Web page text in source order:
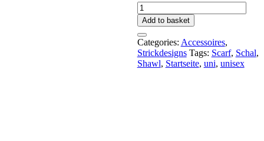
NYMERIA
Scarf,
dt.
/
engl.
quantity
Add to basket
Categories: Accessoires,
Strickdesigns Tags: Scarf, Schal,
Shawl, Startseite, uni, unisex